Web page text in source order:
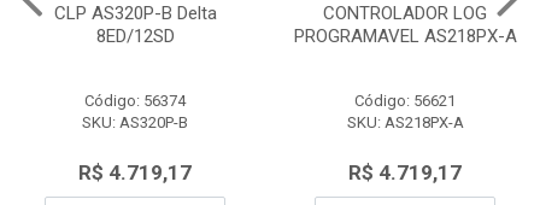
CLP AS320P-B Delta
8ED/12SD
Código: 56374
SKU: AS320P-B
R$ 4.719,17
CONTROLADOR LOG
PROGRAMAVEL AS218PX-A
Código: 56621
SKU: AS218PX-A
R$ 4.719,17